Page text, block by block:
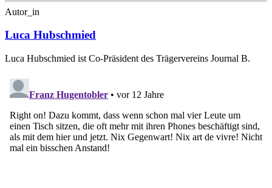
Autor_in
Luca Hubschmied
Luca Hubschmied ist Co-Präsident des Trägervereins Journal B.